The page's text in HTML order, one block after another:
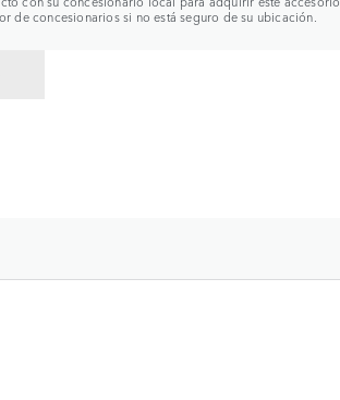
de concesionarios si no está seguro de su ubicación.